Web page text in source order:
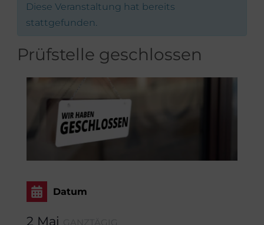
Diese Veranstaltung hat bereits
stattgefunden.
Prüfstelle geschlossen
Datum
2 Mai